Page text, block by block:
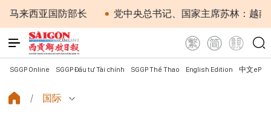
国防部长 党中央总书记、国家主席苏林：越南与马来
SGGP Online SGGP Đầu tư Tài chính SGGP Thể Thao English Edition 中文
国际